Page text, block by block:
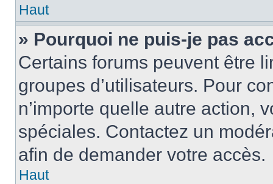
Haut
» Pourquoi ne puis-je pas
Certains forums peuvent être
groupes d’utilisateurs. Pour
n’importe quelle autre action,
spéciales. Contactez un
afin de demander votre accès.
Haut